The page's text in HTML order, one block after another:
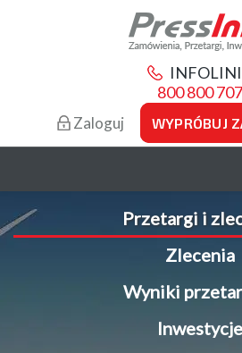
800 800 707
Zaloguj WYPRÓBUJ
Przetargi i
Zlecenia
Wyniki
Inwestycje